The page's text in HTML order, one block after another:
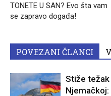
TONETE U SAN? Evo šta vam
se zapravo događa!
POVEZANI ČLANCI
Stiže težak